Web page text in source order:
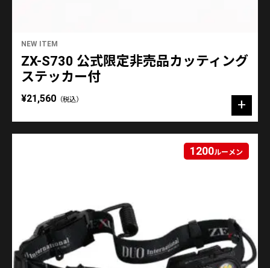
NEW ITEM
ZX-S730 公式限定非売品カッティング
ステッカー付
¥21,560 （税込）
1200ルーメン